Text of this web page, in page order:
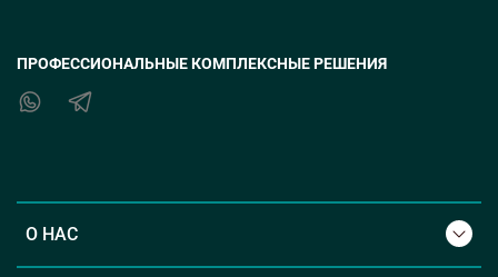
О НАС
ПРОФЕССИОНАЛЬНЫЕ КОМПЛЕКСНЫЕ РЕШЕНИЯ